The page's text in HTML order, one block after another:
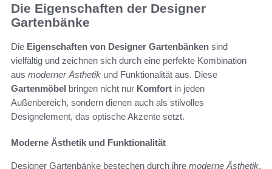
Die Eigenschaften der Designer
Gartenbänke
Die Eigenschaften von Designer Gartenbänken sind
vielfältig und zeichnen sich durch eine perfekte Kombination
aus moderner Ästhetik und Funktionalität aus. Diese
Gartenmöbel bringen nicht nur Komfort in jeden
Außenbereich, sondern dienen auch als stilvolles
Designelement, das optische Akzente setzt.
Moderne Ästhetik und Funktionalität
Designer Gartenbänke bestechen durch ihre moderne Ästhetik.